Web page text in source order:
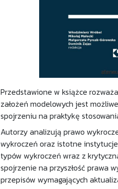
Przedstawione w książce
założeń modelowych jest
spojrzeniu na praktykę
Autorzy analizują prawo
wykroczeń oraz istotne
typów wykroczeń wraz z
spojrzenie na przyszłość prawa
przepisów wymagających